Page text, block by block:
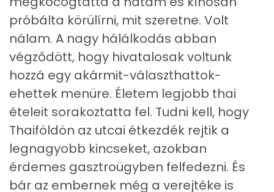
próbálta körülírni, mit szeretne. Volt
nálam. A nagy hálálkodás abban
végződött, hogy hivatalosak voltunk
hozzá egy akármit-választhattok-
ehettek menüre. Életem legjobb thai
ételeit sorakoztatta fel. Tudni kell, hogy
Thaiföldön az utcai étkezdék rejtik a
legnagyobb kincseket, azokban
érdemes gasztroügyben felfedezni. És
bár az embernek még a verejtéke is